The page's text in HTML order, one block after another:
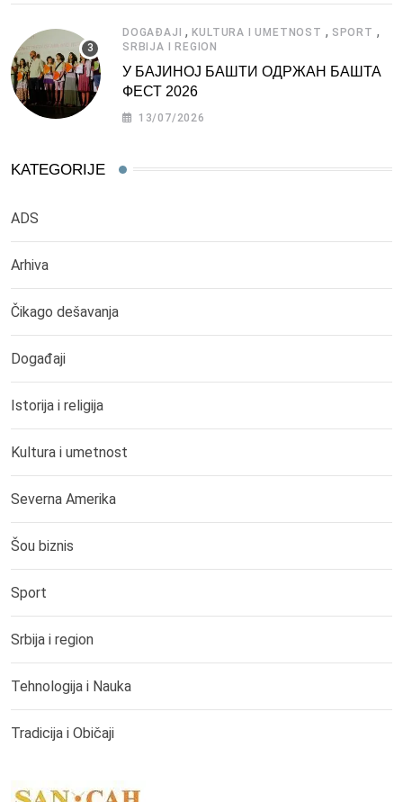
DOGAĐAJI ,KULTURA I UMETNOST , SPORT ,
SRBIJA I REGION
У БАЈИНОЈ БАШТИ ОДРЖАН БАШТА
ФЕСТ 2026
13/07/2026
KATEGORIJE
ADS
Arhiva
Čikago dešavanja
Događaji
Istorija i religija
Kultura i umetnost
Severna Amerika
Šou biznis
Sport
Srbija i region
Tehnologija i Nauka
Tradicija i Običaji